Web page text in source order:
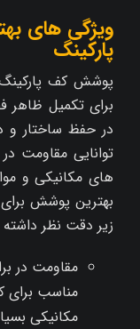
ویژگی‌ های
پارکینگ
پوشش کف
برای تکمیل ظاهر
در حفظ ساختار و
توانایی مقاومت
های مکانیکی و
بهترین پوشش
زیر دقت نظر
مقاومت در
مناسب برای
مکانیکی